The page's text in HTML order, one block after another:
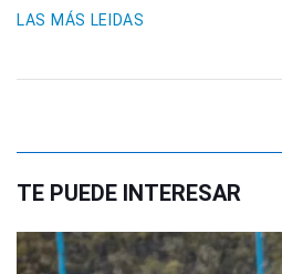
LAS MÁS LEIDAS
TE PUEDE INTERESAR